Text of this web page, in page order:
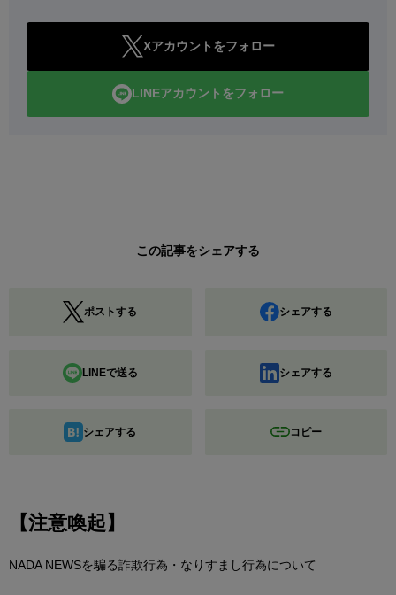
Xアカウントをフォロー
LINEアカウントをフォロー
この記事をシェアする
ポストする シェアする
LINEで送る シェアする
シェアする コピー
【注意喚起】
NADA NEWSを騙る詐欺行為・なりすまし行為について